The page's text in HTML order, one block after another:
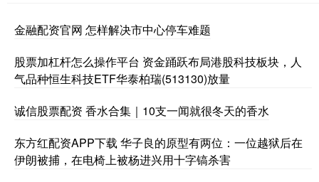
金融配资官网 怎样解决市中心停车难题
股票加杠杆怎么操作平台 资金踊跃布局港股科技板块，人
气品种恒生科技ETF华泰柏瑞(513130)放量
诚信股票配资 香水合集｜10支一闻就很冬天的香水
东方红配资APP下载 华子良的原型有两位：一位越狱后在
伊朗被捕，在电椅上被杨进兴用十字镐杀害